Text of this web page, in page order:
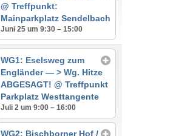
@ Treffpunkt:
Mainparkplatz Sendelbach
Juni 25 um 9:30 – 15:00
WG1: Eselsweg zum
Engländer — > Wg. Hitze
ABGESAGT!@ Treffpunkt
Parkplatz Westtangente
Juli 2 um 9:00 – 16:00
WG2: Bischborner Hof /